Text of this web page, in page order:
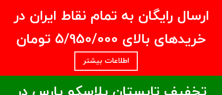
ارسال رایگان به تمام نقاط ایران در
خریدهای بالای ۵/950/000 تومان
اطلاعات بیشتر